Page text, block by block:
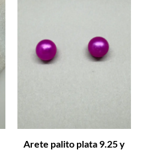
Arete palito plata 9.25 y